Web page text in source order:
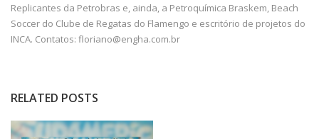
Replicantes da Petrobras e, ainda, a Petroquímica Braskem, Beach
Soccer do Clube de Regatas do Flamengo e escritório de projetos do
INCA. Contatos: floriano@engha.com.br
RELATED POSTS